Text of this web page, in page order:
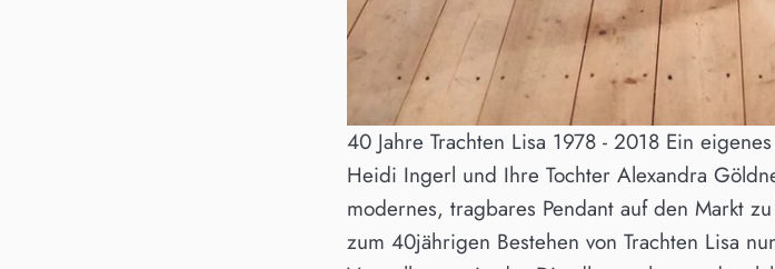
40 Jahre Trachten Lisa 1978 - 2018 Ein
Heidi Ingerl und Ihre Tochter Alexandra
modernes, tragbares Pendant auf den Markt
zum 40jährigen Bestehen von Trachten Lisa